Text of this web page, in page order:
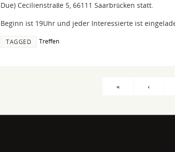
Due) Cecilienstraße 5, 66111 Saarbrücken statt.
Beginn ist 19Uhr und jeder Interessierte ist
TAGGED Treffen
« ‹